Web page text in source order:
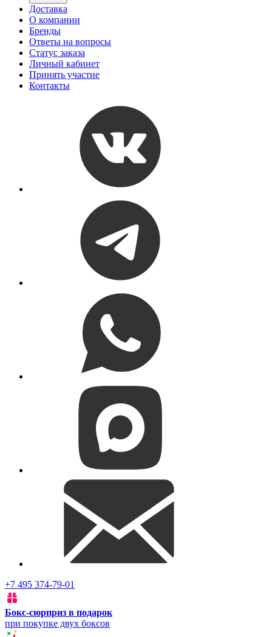
Доставка
О компании
Бренды
Ответы на вопросы
Статус заказа
Личный кабинет
Принять участие
Контакты
+7 495 374-79-01
Бокс-сюрприз в подарок
при покупке двух боксов